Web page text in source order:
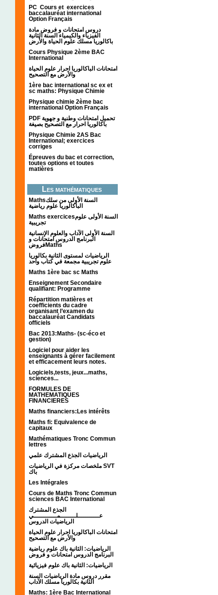
PC Cours et exercices
baccalauréat international
Option Français
دروس امتحانات و فروض مادة
الفيزياء والكيمياء السنة الثانية
باكالوريا مسلك علوم الحياة والأرض
Cours Physique 2ème BAC
International
امتحانات الباكالوريا احرار علوم الحياة
والأرض مع التصحيح
1ère bac international sc ex et
sc maths: Physique Chimie
Physique chimie 2ème bac
international Option Français
PDF تحميل امتحانات وطنية و جهوية
باكالوريا احرار مع التصحيح بصيغة
Physique Chimie 2AS Bac
International; exercices
corriges
Épreuves du bac et correction,
toutes options et toutes
matières
Les mathématiques
Mathsالسنة الأولى من سلك
الباكالوريا علوم رياضية
Maths exercicesالسنة الأولى علوم
تجريبية
السنة الأولى الآداب والعلوم الإنسانية
البرنامج الدروس امتحانات و
فروضMaths
الرياضيات لمستوى الثانية بكالوريا
علوم تجريبية مجمعة في كتاب واحد
Maths 1ère bac sc Maths
Enseignement Secondaire
qualifiant: Programme
Répartition matières et
coefficients du cadre
organisant l’examen du
baccalauréat Candidats
officiels
Bac 2013:Maths- (sc-éco et
gestion)
Logiciel pour aider les
enseignants à gérer facilement
et efficacement leurs notes.
Logiciels,tests, jeux...maths,
sciences...
FORMULES DE
MATHEMATIQUES
FINANCIERES
Maths financiers:Les intérêts
Maths fi: Equivalence de
capitaux
Mathématiques Tronc Commun
lettres
الرياضيات الجذع المشترك علمي
ملخصات مركزة في الرياضيات SVT
باك
Les Intégrales
Cours de Maths Tronc Commun
sciences BAC International
الجذع المشترك
عـــــــــــلــــــــمــــــــــــي
الرياضيات الدروس
امتحانات الباكالوريا احرار علوم الحياة
والأرض مع التصحيح
الرياضيات: الثانية باك علوم رياضية
البرنامج الدروس امتحانات و فروض
الرياضيات: الثانية باك علوم فيزيائية
مقرر دروس مادة الرياضيات السنة
الثانية بكالوريا مسلك الآداب
Maths: 1ère Bac International